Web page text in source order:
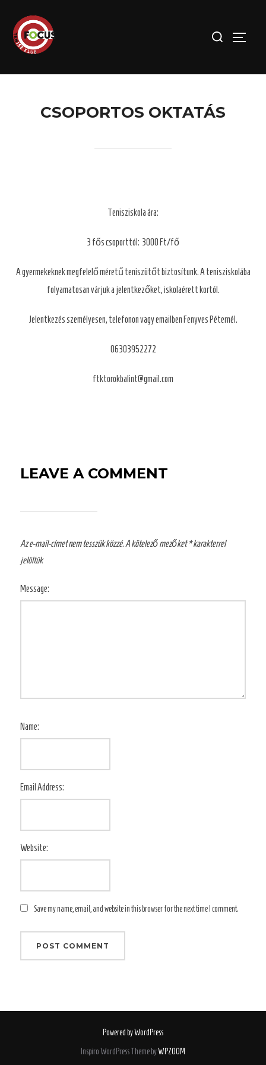
content
Search
CSOPORTOS OKTATÁS
Tenisziskola ára:
3 fős csoporttól: 3000 Ft/fő
A gyermekeknek megfelelő méretű teniszütőt biztosítunk. A tenisziskolába
folyamatosan várjuk a jelentkezőket, iskolaérett kortól.
Jelentkezés személyesen, telefonon vagy emailben Fenyves Péternél.
06303952272
ftktorokbalint@gmail.com
LEAVE A COMMENT
Az e-mail-címet nem tesszük közzé.A kötelező mezőket*karakterrel
jelöltük
Message:
Name:
Email Address:
Website:
Save my name, email, and website in this browser for the next time I comment.
Powered by WordPress
Inspiro WordPress Theme byWPZOOM